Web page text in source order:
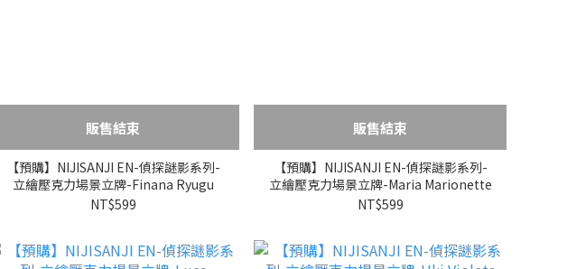
販售結束
【預購】NIJISANJI EN-偵探謎影系列-
立繪壓克力場景立牌-Finana Ryugu
NT$599
販售結束
【預購】NIJISANJI EN-偵探謎影系列-
立繪壓克力場景立牌-Maria Marionette
NT$599